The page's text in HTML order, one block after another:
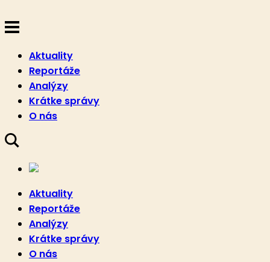
Aktuality
Reportáže
Analýzy
Krátke správy
O nás
Aktuality
Reportáže
Analýzy
Krátke správy
O nás